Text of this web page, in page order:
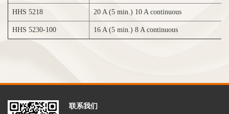
HHS 5218 20 A (5 min.) 10 A continuous
HHS 5230-100 16 A (5 min.) 8 A continuous
联系我们